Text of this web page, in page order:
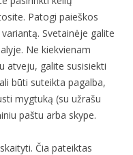
Patogi paieškos
Svetainėje galite
Ne kiekvienam
atveju, galite susisiekti
būti suteikta pagalba,
mygtuką (su užrašu
paštu arba skype.
Čia pateiktas